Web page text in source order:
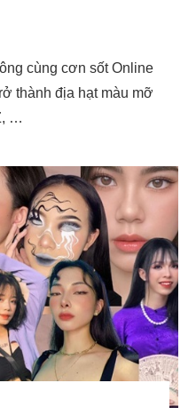
cùng cơn sốt Online
thành địa hạt màu mỡ
…